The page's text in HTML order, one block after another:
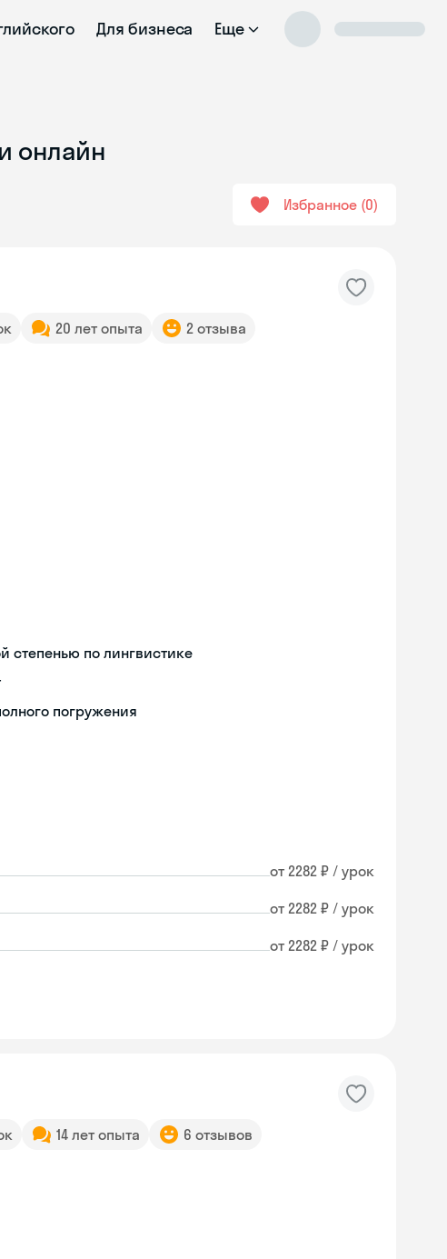
Для бизнеса Еще
онлайн
Избранное 0
20 лет опыта 2 отзыва
степенью по лингвистике
погружения
от 2282 ₽ / урок
от 2282 ₽ / урок
от 2282 ₽ / урок
14 лет опыта 6 отзывов